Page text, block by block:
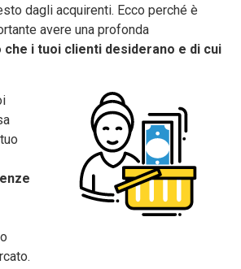
dagli acquirenti. Ecco perché è
avere una profonda
che i tuoi clienti desiderano e di cui